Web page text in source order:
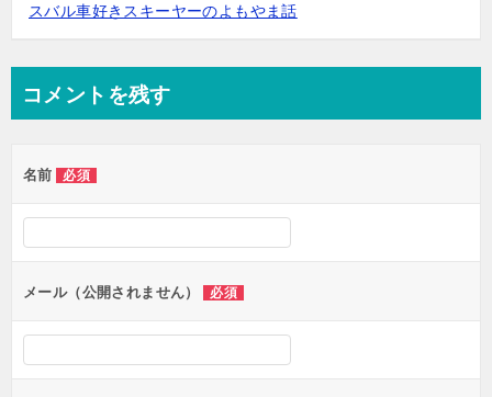
スバル車好きスキーヤーのよもやま話
コメントを残す
名前 必須
メール（公開されません） 必須